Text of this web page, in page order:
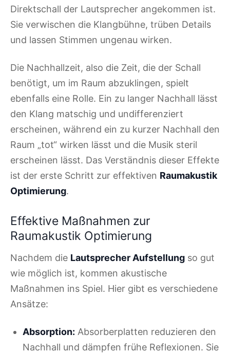
Direktschall der Lautsprecher angekommen ist.
Sie verwischen die Klangbühne, trüben Details
und lassen Stimmen ungenau wirken.
Die Nachhallzeit, also die Zeit, die der Schall
benötigt, um im Raum abzuklingen, spielt
ebenfalls eine Rolle. Ein zu langer Nachhall lässt
den Klang matschig und undifferenziert
erscheinen, während ein zu kurzer Nachhall den
Raum „tot“ wirken lässt und die Musik steril
erscheinen lässt. Das Verständnis dieser Effekte
ist der erste Schritt zur effektiven Raumakustik
Optimierung.
Effektive Maßnahmen zur
Raumakustik Optimierung
Nachdem die Lautsprecher Aufstellung so gut
wie möglich ist, kommen akustische
Maßnahmen ins Spiel. Hier gibt es verschiedene
Ansätze:
Absorption: Absorberplatten reduzieren den
Nachhall und dämpfen frühe Reflexionen. Sie